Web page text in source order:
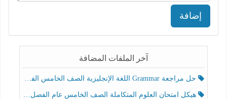
إضافة
آخر الملفات المضافة
حل مراجعة Grammar اللغة الإنجليزية الصف الخامس الفصل الثالث
هيكل امتحان العلوم المتكاملة الصف الخامس عام الفصل الدراسي الثالث 2025-2026